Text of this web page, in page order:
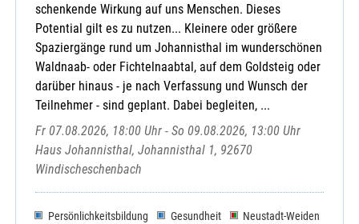
schenkende Wirkung auf uns Menschen. Dieses
Potential gilt es zu nutzen... Kleinere oder größere
Spaziergänge rund um Johannisthal im wunderschönen
Waldnaab- oder Fichtelnaabtal, auf dem Goldsteig oder
darüber hinaus - je nach Verfassung und Wunsch der
Teilnehmer - sind geplant. Dabei begleiten, ...
Fr 07.08.2026, 18:00 Uhr - So 09.08.2026, 13:00 Uhr
Haus Johannisthal, Johannisthal 1, 92670
Windischeschenbach
Persönlichkeitsbildung Gesundheit
Neustadt-Weiden